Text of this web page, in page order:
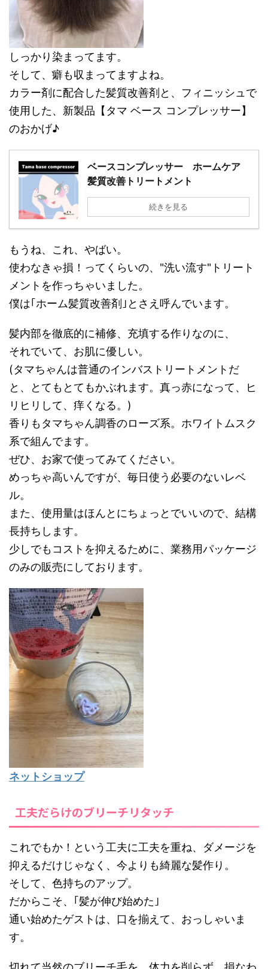
しっかり染まってます。
そして、癖も収まってますよね。
カラー剤に配合した髪質改善剤と、フィニッシュで
使用した、新製品【タマ ベース コンプレッサー】
のおかげ♪
ベースコンプレッサー ホームケア
髪質改善トリートメント
続きを見る
もうね、これ、やばい。
使わなきゃ損！ってくらいの、"洗い流す"トリート
メントを作っちゃいました。
僕は｢ホーム髪質改善剤｣とさえ呼んでいます。
髪内部を徹底的に補修、充填する作りなのに、
それでいて、お肌に優しい。
(タマちゃんは普通のインバストリートメントだ
と、とてもとてもかぶれます。真っ赤になって、ヒ
リヒリして、痒くなる。)
香りもタマちゃん調香のローズ系。ホワイトムスク
系で組んでます。
ぜひ、お家で使ってみてください。
めっちゃ高いんですが、毎日使う必要のないレベ
ル。
また、使用量はほんとにちょっとでいいので、結構
長持ちします。
少しでもコストを抑えるために、業務用パッケージ
のみの販売にしております。
ネットショップ
工夫だらけのブリーチリタッチ
これでもか！という工夫に工夫を重ね、ダメージを
抑えるだけじゃなく、今よりも綺麗な髪作り。
そして、色持ちのアップ。
だからこそ、｢髪が伸び始めた｣
通い始めたゲストは、口を揃えて、おっしゃいま
す。